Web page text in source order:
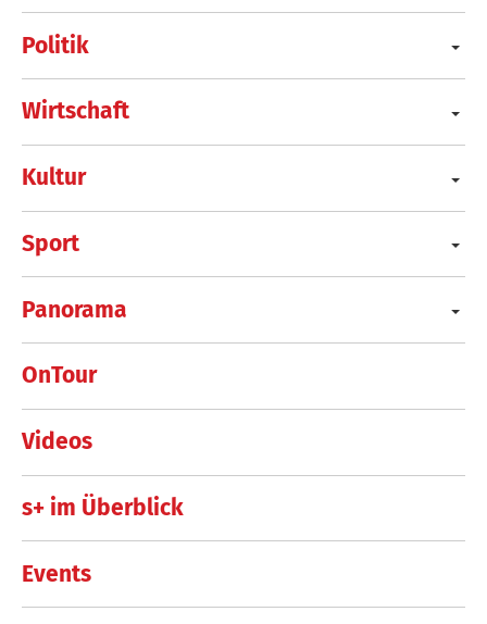
Politik
Wirtschaft
Kultur
Sport
Panorama
OnTour
Videos
s+ im Überblick
Events